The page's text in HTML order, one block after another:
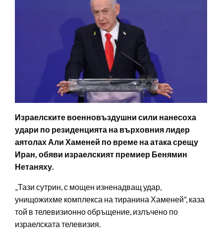
Израелските военновъздушни сили нанесоха
удари по резиденцията на върховния лидер
аятолах Али Хаменей по време на атака срещу
Иран, обяви израелският премиер Бенямин
Нетаняху.
„Тази сутрин, с мощен изненадващ удар,
унищожихме комплекса на тиранина Хаменей“, каза
той в телевизионно обръщение, излъчено по
израелската телевизия.